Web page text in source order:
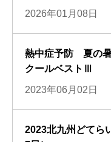
2026年01月08日
熱中症予防 夏の
クールベストⅢ
2023年06月02日
2023北九州どてら